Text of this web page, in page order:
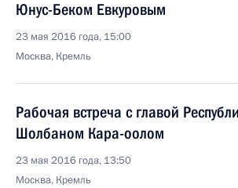
Юнус-Беком Евкуровым
23 мая 2016 года, 15:00
Москва, Кремль
Рабочая встреча с главой
Шолбаном Кара-оолом
23 мая 2016 года, 13:50
Москва, Кремль